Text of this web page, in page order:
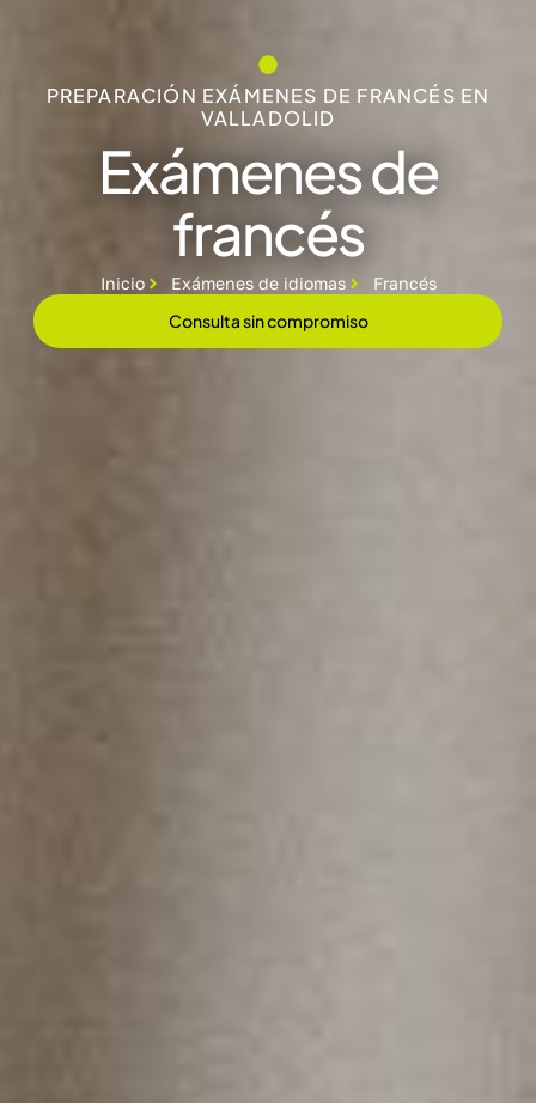
PREPARACIÓN EXÁMENES DE FRANCÉS EN
VALLADOLID
Exámenes de
francés
Inicio Exámenes de idiomas Francés
Consulta sin compromiso